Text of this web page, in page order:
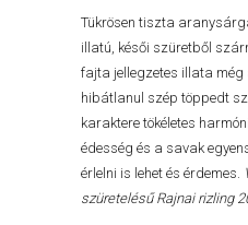
Tükrösen tiszta
illatú, késői szüretből
fajta jellegzetes illata még
hibátlanul szép töppedt
karaktere tökéletes
édesség és a savak
érlelni is lehet és érdemes.
szüretelésű Rajnai rizling